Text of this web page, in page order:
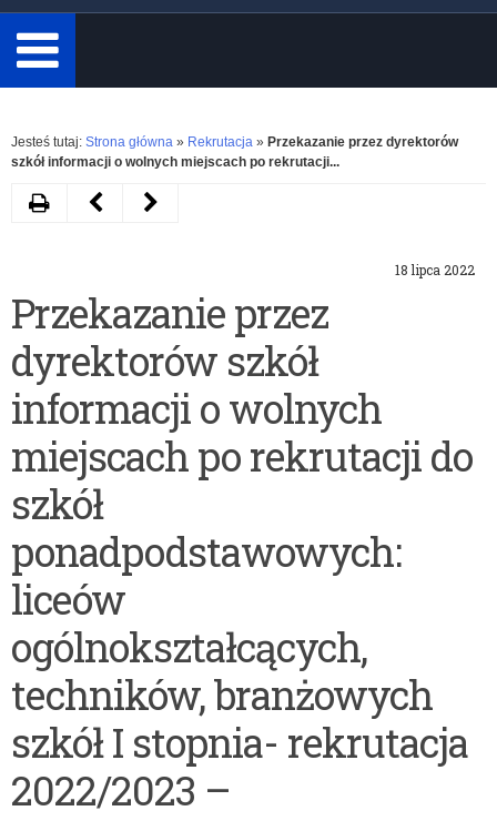
minimum
3
znaki.
Rozwiń
Jesteś tutaj: Strona główna » Rekrutacja » Przekazanie przez dyrektorów
szkół informacji o wolnych miejscach po rekrutacji...
18 lipca 2022
Przekazanie przez
dyrektorów szkół
informacji o wolnych
miejscach po rekrutacji do
szkół
ponadpodstawowych:
liceów
ogólnokształcących,
techników, branżowych
szkół I stopnia- rekrutacja
2022/2023 –
DrukujNastępny
o wolnych
miejscach
szkołach
ponadpodstawowych
po
rekrutacji
na
rok
szkolny 2022/2023
Poprzedni
przez
dyrektorów
szkół
informacji
o
miejscach
do
szkół
ponadpodstawowych:
szkół
policealnych,